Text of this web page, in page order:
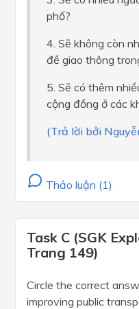
phố?
4. Sẽ không còn
đề giao thông
5. Sẽ có thêm
cộng đồng ở các
(Trả lời bởi
Thảo luận (1)
Task C (SGK
Trang 149)
Circle the correct
improving public